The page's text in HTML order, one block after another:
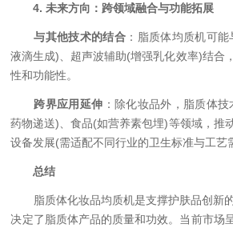
​​4. 未来方向：跨领域融合与功能拓展​
​​与其他技术的结合​ ：脂质体均质机可
液滴生成)、超声波辅助(增强乳化效率)结合
性和功能性。
​跨界应用延伸​ ：除化妆品外，脂质体
药物递送)、食品(如营养素包埋)等领域，推
设备发展(需适配不同行业的卫生标准与工艺
​总结​
脂质体化妆品均质机是支撑护肤品创新
决定了脂质体产品的质量和功效。当前市场